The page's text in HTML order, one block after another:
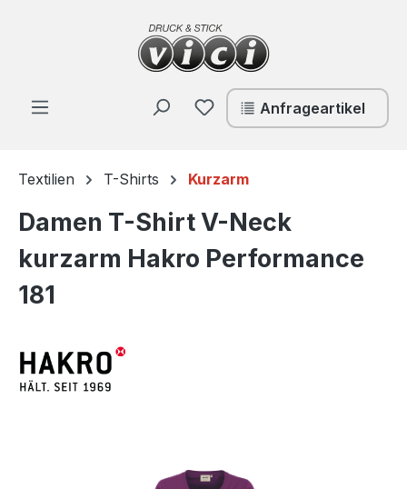
Zum Hauptinhalt springen
Du hast 0 Produkte auf
Anfrageartikel
Textilien T-Shirts Kurzarm
Damen T-Shirt V-Neck
kurzarm Hakro Performance
181